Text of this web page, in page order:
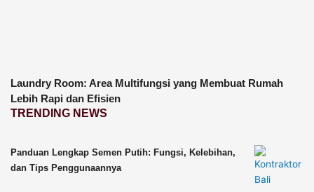
Laundry Room: Area Multifungsi yang Membuat Rumah
Lebih Rapi dan Efisien
TRENDING NEWS
Panduan Lengkap Semen Putih: Fungsi, Kelebihan,
dan Tips Penggunaannya